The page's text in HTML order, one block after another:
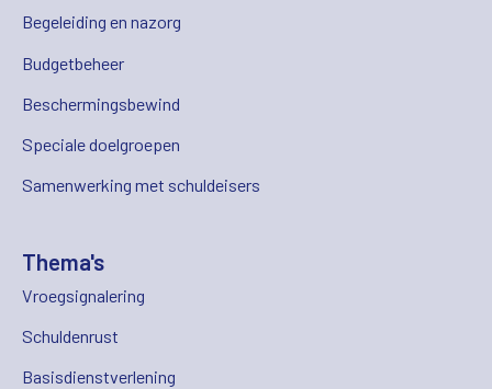
Begeleiding en nazorg
Budgetbeheer
Beschermingsbewind
Speciale doelgroepen
Samenwerking met schuldeisers
Thema's
Vroegsignalering
Schuldenrust
Basisdienstverlening